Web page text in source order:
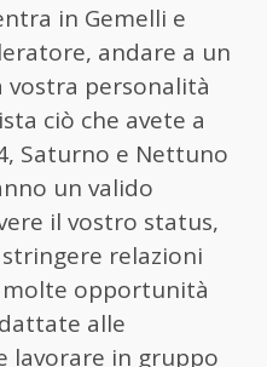
in Gemelli e
andare a un
personalità
ciò che avete a
Saturno e Nettuno
un valido
il vostro status,
relazioni
opportunità
alle
lavorare in gruppo